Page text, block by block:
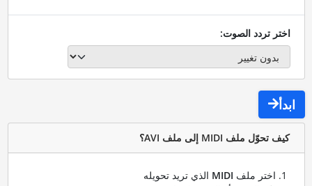
اختر تردد الصوت:
ابدأ
كيف تحوّل ملف MIDI إلى ملف AVI؟
اختر ملف MIDIالذي تريد تحويله